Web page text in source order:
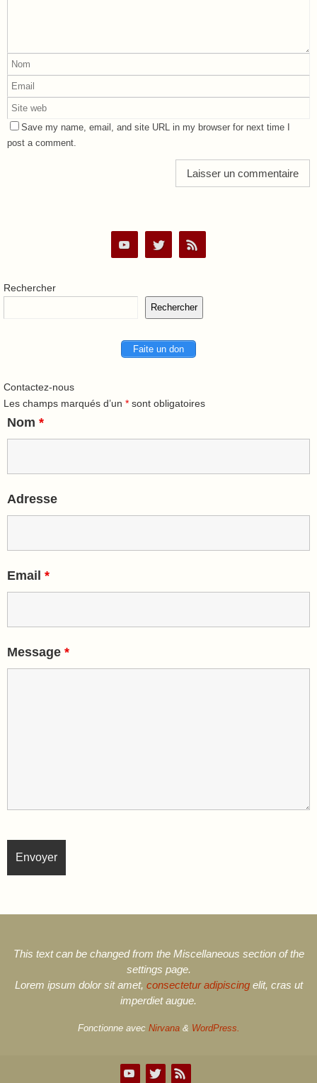
Save my name, email, and site URL in my browser for next time I
post a comment.
Rechercher
Rechercher
Faite un don
Contactez-nous
Les champs marqués d’un * sont obligatoires
Nom *
Adresse
Email *
Message *
This text can be changed from the Miscellaneous section of the
settings page.
Lorem ipsum dolor sit amet, consectetur adipiscingelit, cras ut
imperdiet augue.
Fonctionne avec Nirvana& WordPress.